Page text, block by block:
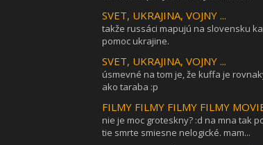
SVET, UKRAJINA, VOJNY ...
takže russáci mapujú na slovensku
pomoc ukrajine.
SVET, UKRAJINA, VOJNY ...
úsmevné na tom je, že kuffa je
ako taraba :p
FILMY FILMY FILMY FILMY
nie je moc groteskny? :d na mna tak
tie smrte smiesne nelogické. mam...